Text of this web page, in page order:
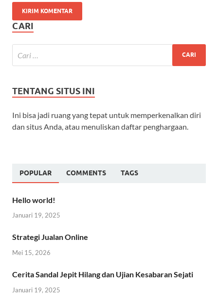
CARI
TENTANG SITUS INI
Ini bisa jadi ruang yang tepat untuk memperkenalkan diri
dan situs Anda, atau menuliskan daftar penghargaan.
POPULAR COMMENTS TAGS
Hello world!
Januari 19, 2025
Strategi Jualan Online
Mei 15, 2026
Cerita Sandal Jepit Hilang dan Ujian Kesabaran Sejati
Januari 19, 2025